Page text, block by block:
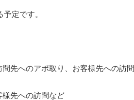
定です。
先へのアポ取り、お客様先への訪
先への訪問など